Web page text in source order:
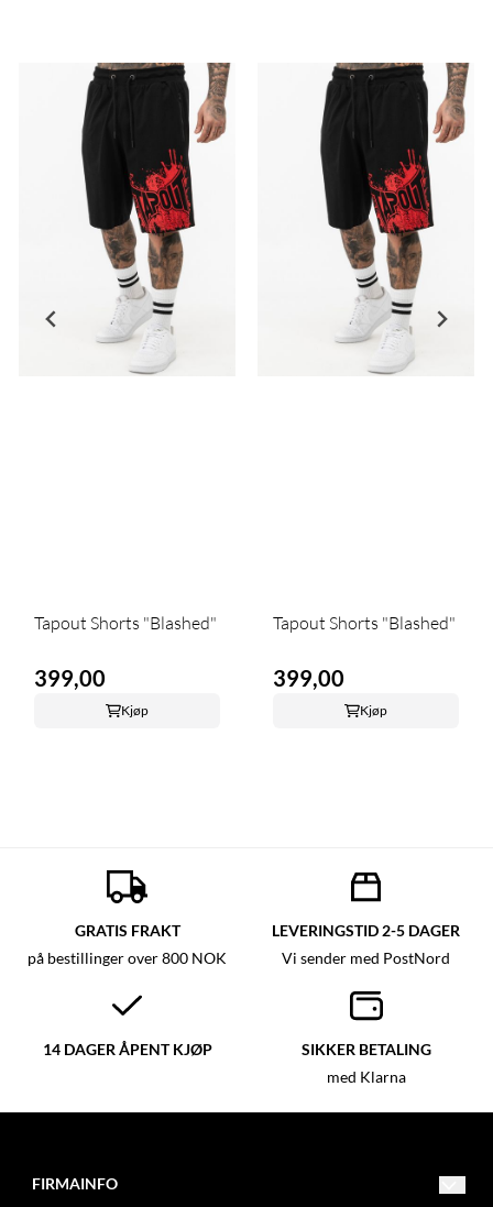
Tapout Shorts "Blashed"
399,00
Kjøp
Tapout Shorts "Blashed"
399,00
Kjøp
GRATIS FRAKT
på bestillinger over 800 NOK
LEVERINGSTID 2-5 DAGER
Vi sender med PostNord
14 DAGER ÅPENT KJØP SIKKER BETALING
med Klarna
FIRMAINFO